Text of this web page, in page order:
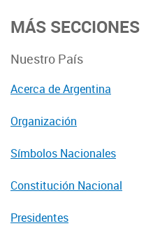
MÁS SECCIONES
Nuestro País
Acerca de Argentina
Organización
Símbolos Nacionales
Constitución Nacional
Presidentes